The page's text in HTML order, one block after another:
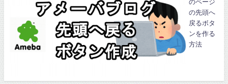
のページ
の先頭へ
戻るボタ
ンを作る
方法